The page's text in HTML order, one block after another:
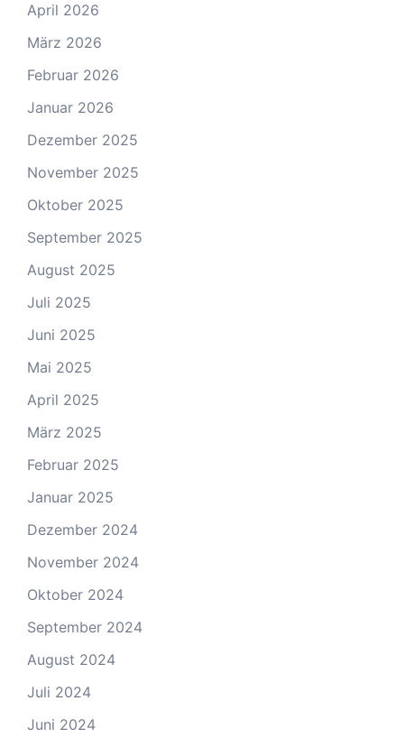
April 2026
März 2026
Februar 2026
Januar 2026
Dezember 2025
November 2025
Oktober 2025
September 2025
August 2025
Juli 2025
Juni 2025
Mai 2025
April 2025
März 2025
Februar 2025
Januar 2025
Dezember 2024
November 2024
Oktober 2024
September 2024
August 2024
Juli 2024
Juni 2024